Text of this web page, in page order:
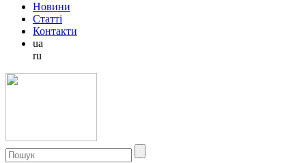
Новини
Статті
Контакти
ua
ru